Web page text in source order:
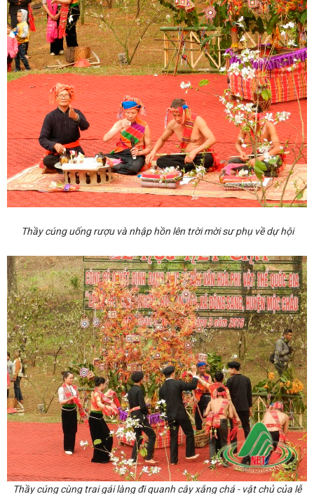
Thầy cúng uống rượu và nhập hồn lên trời mời sư phụ về dự hội
Thầy cúng cùng trai gái làng đi quanh cây xắng chá - vật chủ của lễ